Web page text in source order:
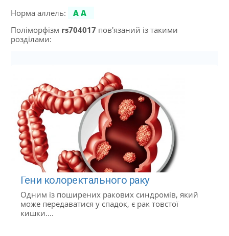
Норма аллель:
AA
Поліморфізм rs704017 пов'язаний із такими
розділами:
Гени колоректального раку
Одним із поширених ракових синдромів, який
може передаватися у спадок, є рак товстої
кишки....